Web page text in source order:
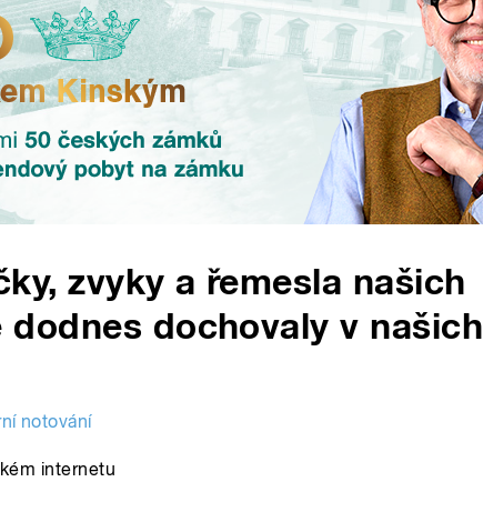
zvyky a řemesla našich
dodnes dochovaly v našich
notování
internetu